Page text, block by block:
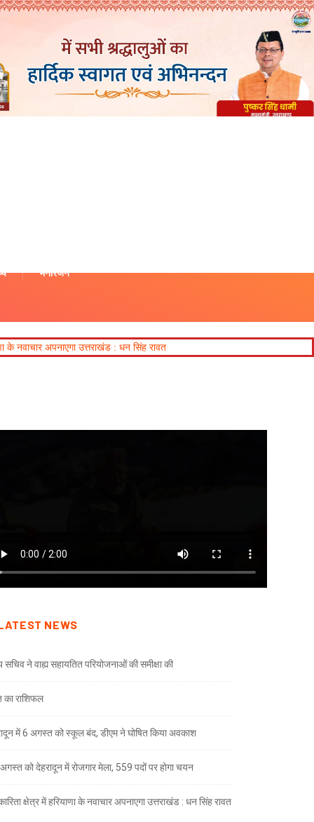
मनोरंजन
: धन सिंह रावत
NEWS
सचिव ने वाह्य सहायतित परियोजनाओं की समीक्षा की
राशिफल
में 6 अगस्त को स्कूल बंद, डीएम ने घोषित किया अवकाश
को देहरादून में रोजगार मेला, 559 पदों पर होगा चयन
क्षेत्र में हरियाणा के नवाचार अपनाएगा उत्तराखंड : धन सिंह रावत